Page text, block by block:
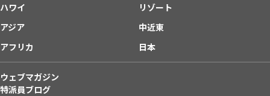
ハワイ
リゾート
アジア
中近東
アフリカ
日本
ウェブマガジン
特派員ブログ